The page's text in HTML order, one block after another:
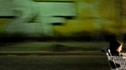
berlin
nord
wahrheit